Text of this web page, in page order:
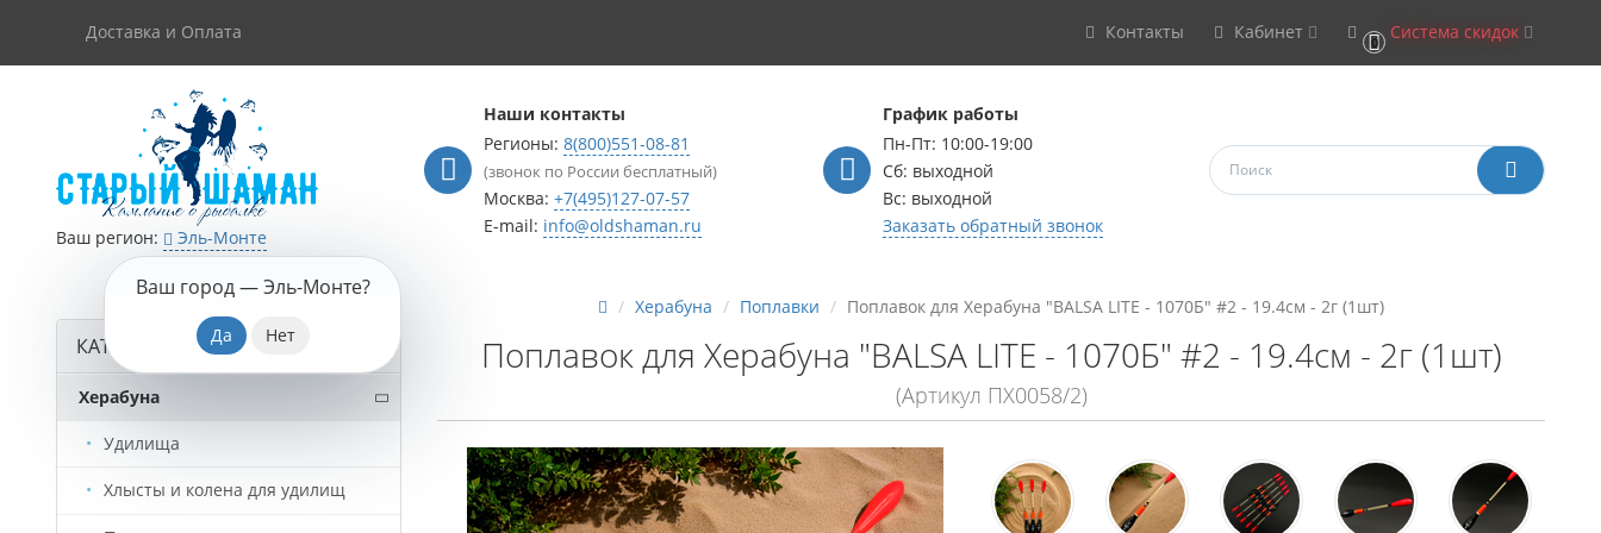
Доставка и Оплата Контакты Кабинет 0 Система скидок
Ваш регион: Эль-Монте
Ваш город —Эль-Монте?
Наши контакты
Регионы: 8(800)551-08-81
(звонок по России бесплатный)
Москва: +7(495)127-07-57
E-mail: info@oldshaman.ru
График работы
Пн-Пт: 10:00-19:00
Сб: выходной
Вс: выходной
Заказать обратный звонок
КАТАЛОГ ТОВАРОВ
Херабуна
Удилища
Хлысты и колена для удилищ
Херабуна Поплавки Поплавок для Херабуна "BALSA LITE - 1070Б" #2 - 19.4см - 2г (1шт)
Поплавок для Херабуна "BALSA LITE - 1070Б" #2 - 19.4см - 2г (1шт)
(Артикул ПХ0058/2)